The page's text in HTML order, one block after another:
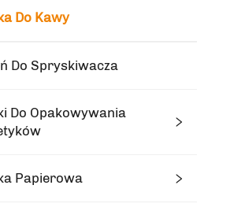
Do Kawy
Do Spryskiwacza
Do Opakowywania
Papierowa